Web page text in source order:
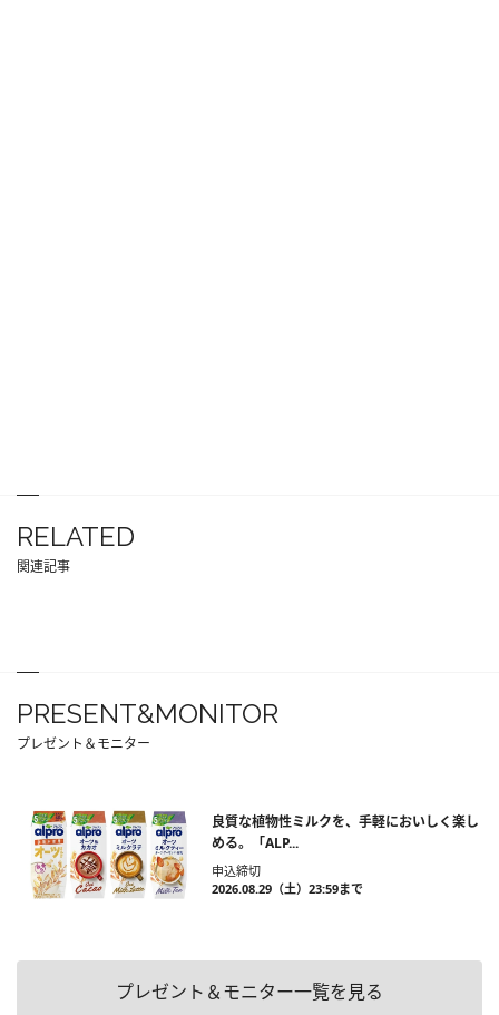
RELATED
関連記事
PRESENT&MONITOR
プレゼント＆モニター
良質な植物性ミルクを、手軽においしく楽し
める。「ALP...
申込締切
2026.08.29（土）23:59まで
プレゼント＆モニター一覧を見る